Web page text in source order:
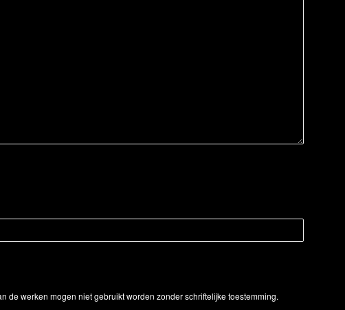
de werken mogen niet gebruikt worden zonder schriftelijke toestemming.